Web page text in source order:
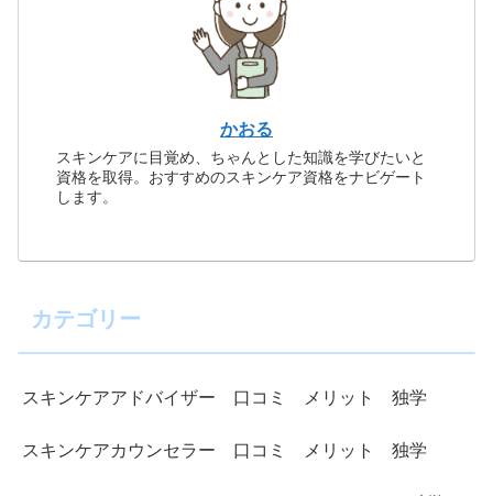
かおる
スキンケアに目覚め、ちゃんとした知識を学びたいと
資格を取得。おすすめのスキンケア資格をナビゲート
します。
カテゴリー
スキンケアアドバイザー 口コミ メリット 独学
スキンケアカウンセラー 口コミ メリット 独学